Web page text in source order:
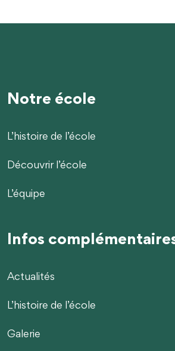
Notre école
L’histoire de l’école
Découvrir l’école
L’équipe
Infos
Actualités
L’histoire de l’école
Galerie